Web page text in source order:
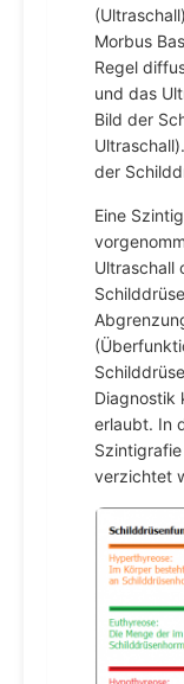
Morbus
Regel
und das
Bild der
der
Eine
Ultraschall
Diagnostik
erlaubt. In
verzichtet